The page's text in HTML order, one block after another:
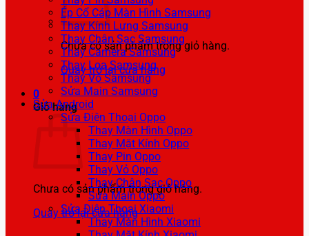
Chưa có sản phẩm trong giỏ hàng.
Quay trở lại cửa hàng
0
Giỏ hàng
Chưa có sản phẩm trong giỏ hàng.
Quay trở lại cửa hàng
Ép Cổ Cáp Màn Hình Samsung
Thay Kính Lưng Samsung
Thay Chân Sạc Samsung
Thay Camera Samsung
Thay Loa Samsung
Thay Vỏ Samsung
Sửa Main Samsung
Sửa Android
Sửa Điện Thoại Oppo
Thay Màn Hình Oppo
Thay Mặt Kính Oppo
Thay Pin Oppo
Thay Vỏ Oppo
Thay Chân Sạc Oppo
Sửa Main Oppo
Sửa Điện Thoại Xiaomi
Thay Màn Hình Xiaomi